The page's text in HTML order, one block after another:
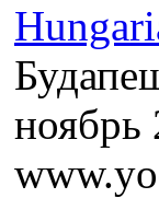
ноябрь